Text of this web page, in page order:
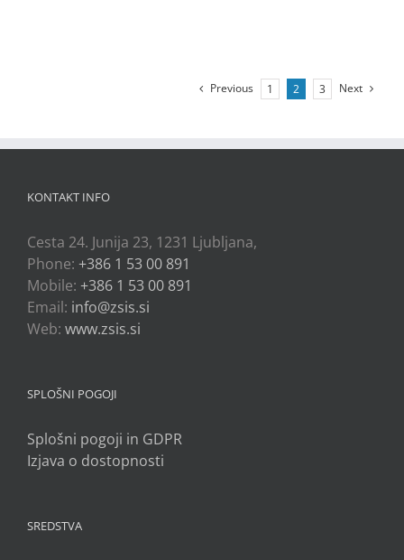
Previous 1 2 3 Next
KONTAKT INFO
Cesta 24. Junija 23, 1231 Ljubljana,
Phone: +386 1 53 00 891
Mobile: +386 1 53 00 891
Email: info@zsis.si
Web: www.zsis.si
SPLOŠNI POGOJI
Splošni pogoji in GDPR
Izjava o dostopnosti
SREDSTVA